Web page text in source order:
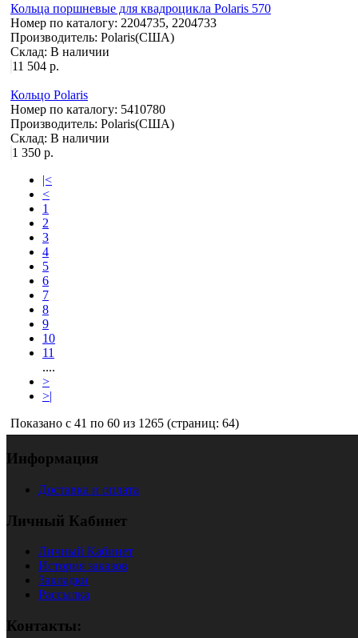
Кольца поршневые для квадроцикла Polaris 570
Номер по каталогу: 2204735, 2204733
Производитель: Polaris(США)
Склад: В наличии
11 504 р.
Кольцо Polaris
Номер по каталогу: 5410780
Производитель: Polaris(США)
Склад: В наличии
1 350 р.
|<
<
1
2
3
4
5
6
7
8
9
10
11
....
>
>|
Показано с 41 по 60 из 1265 (страниц: 64)
Информация
Доставка и оплата
Личный Кабинет
Личный Кабинет
История заказов
Закладки
Рассылка
Контакты: